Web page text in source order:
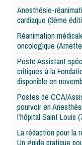
Anesthésie-
cardiaque (3ème
Réanimation
oncologique
Poste Assistant
critiques à la
disponible en
Postes de CCA/
pourvoir en
l’hôpital Saint Louis
La rédaction pour la
Un guide pratique